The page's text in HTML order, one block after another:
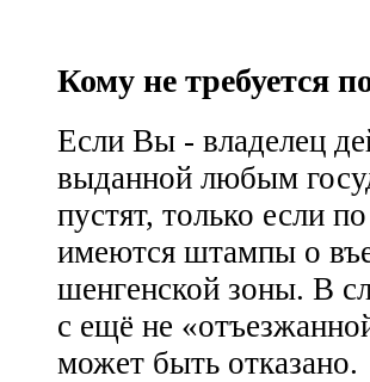
Кому не требуется
Если Вы - владелец
выданной любым
пустят, только если
имеются штампы о
шенгенской зоны. В
с ещё не
может быть отказано.